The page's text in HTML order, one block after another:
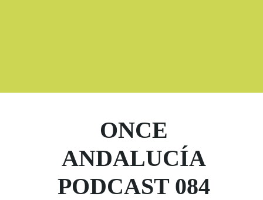
ONCE
ANDALUCÍA
PODCAST 084